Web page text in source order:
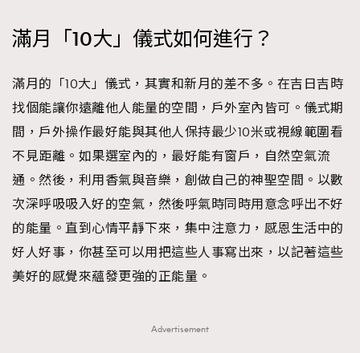
滿月「10大」儀式如何進行？
滿月的「10大」儀式，其實和新月的差不多。在吉日吉時
找個能讓你遠離他人能量的空間，戶外室內皆可。儀式期
間，戶外操作最好能與其他人保持最少10米或視線範圍看
不見距離。如果選室內的，最好能有窗戶，自然空氣流
通。然後，利用香氣與音樂，創做自己的神聖空間。以數
次深呼吸吸入好的空氣，然後呼氣時同時用意念呼出不好
的能量。直到心情平靜下來，集中注意力，感恩生活中的
好人好事，你甚至可以用把這些人事寫出來，以記著這些
美好的感覺來蘊發更強的正能量。
Advertisement